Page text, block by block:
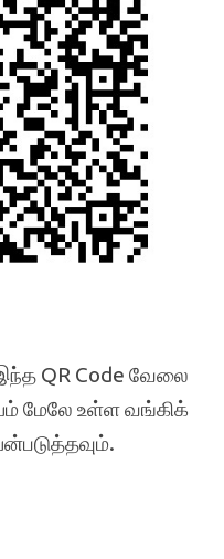
இந்த QR Code வேலை
மேலே உள்ள வங்கிக்